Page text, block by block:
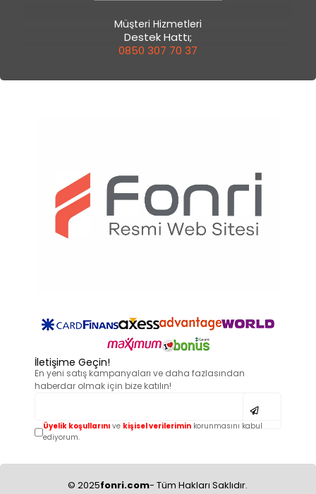
Müşteri Hizmetleri
Destek Hattı;
0850 307 70 37
İletişime Geçin!
En yeni satış kampanyaları ve daha fazlasından
haberdar olmak için bize katılın!
Üyelik koşullarınıve kişisel verileriminkorunmasını kabul
ediyorum.
© 2025fonri.com- Tüm Hakları Saklıdır.